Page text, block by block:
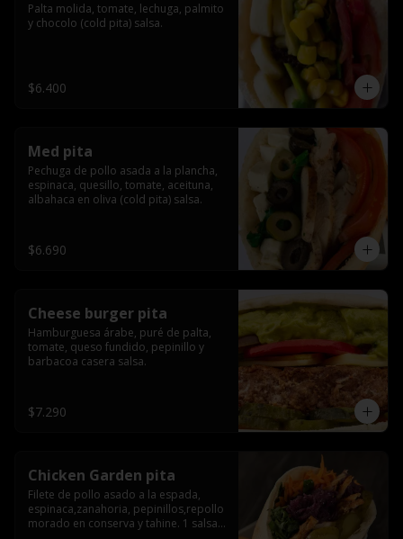
Palta molida, tomate, lechuga, palmito
y chocolo (cold pita) salsa.
$6.400
Med pita
Pechuga de pollo asada a la plancha,
espinaca, quesillo, tomate, aceituna,
albahaca en oliva (cold pita) salsa.
$6.690
Cheese burger pita
Hamburguesa árabe, puré de palta,
tomate, queso fundido, pepinillo y
barbacoa casera salsa.
$7.290
Chicken Garden pita
Filete de pollo asado a la espada,
espinaca,zanahoria, pepinillos,repollo
morado en conserva y tahine. 1 salsa